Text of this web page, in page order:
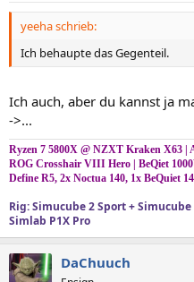
yeeha schrieb:
Ich behaupte das Gegenteil.
Ich auch, aber du kannst ja
->...
Ryzen 7 5800X @ NZXT Kraken X63 |
ROG Crosshair VIII Hero | BeQiet
Define R5, 2x Noctua 140, 1x BeQuiet
Rig: Simucube 2 Sport +
Simlab P1X Pro
DaChuuch